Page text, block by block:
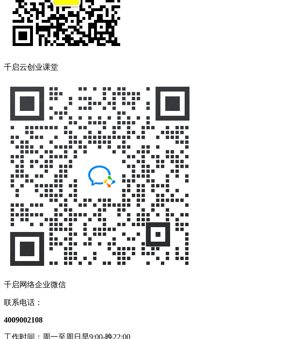
千启云创业课堂
千启网络企业微信
联系电话：
4009002108
工作时间：周一至周日早9:00-晚22:00